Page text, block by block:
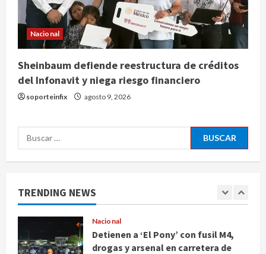
Nacional
Sheinbaum defiende reestructura de créditos
del Infonavit y niega riesgo financiero
soporteinfix agosto 9, 2026
Buscar:
TRENDING NEWS
4
de créditos del Infonavit y niega
riesgo financiero
agosto 9, 2026
Internacional
Colombia respalda soberanía de
1
Deportes Internacional Portada
Fallece Jorge Messi, padre de
Nacional
Detienen a ‘El Pony’ con fusil M4,
drogas y arsenal en carretera de